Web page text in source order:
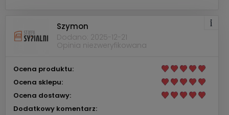
Szymon
Dodano: 2025-12-21
Opinia niezweryfikowana
Ocena produktu:
Ocena sklepu:
Ocena dostawy:
Dodatkowy komentarz: